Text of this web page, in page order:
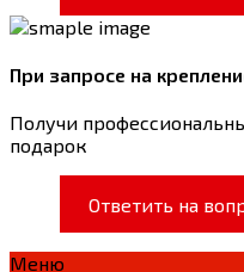
При запросе на
Получи
подарок
Ответить на
Меню